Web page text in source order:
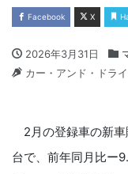
Facebook X
2026年3月31日
カー・アンド・ドラ
2月の登録車の新車
台で、前年同月比ー